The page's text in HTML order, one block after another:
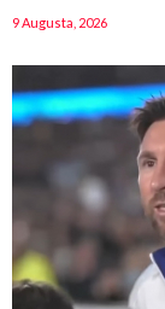
9 Augusta, 2026